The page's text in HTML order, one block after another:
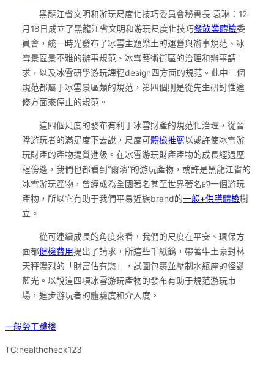
黑龍江省文明和游玩尺度化技巧委員會秘書長 袁琳：12
月18日成立了黑龍江省文明和游玩尺度化技巧餐飲業體檢委
員會，統一時光發布了冰雪主題樂土的運營與辦事規范、冰
雪景區景不雅的辦事規范、冰雪藝術街區的治理和辦事請
求，以及冰雪研學游玩課程design四方面的規范。此中三個
規范都屬于冰雪景區類的規范，第四個則是從先生研討性進
修方面來停止的規范。
這四個尺度的發布有利于冰雪財產的規范化治理，從晉
陞游玩者的滿足度下去說，尺度可體檢推薦以或許使冰雪游
玩財產的產物提質進級。在冰雪游玩財產產物的成長經過歷
程傍邊，我們也都看到“爾濱”的游玩產物，或許是黑龍江省的
冰雪游玩產物，曾經成為全國著名甚至世界著名的一個游玩
產物，所以它有助于我們平易近族brand的一般+供膳體檢樹
立。
從可連續成長的角度來看，我們的尺度在平安、環保方
面都健檢費用提出了請求，所這些千紙鶴，帶著牛土豪對林
天秤濃烈的「財富佔有慾」，試圖包裹並壓制水瓶座的怪誕
藍光。以說這四項冰雪游玩產物的發布有助于規范游玩市
場，進步游玩者的體驗度和介入度。
一般勞工體檢
TC:healthcheck123